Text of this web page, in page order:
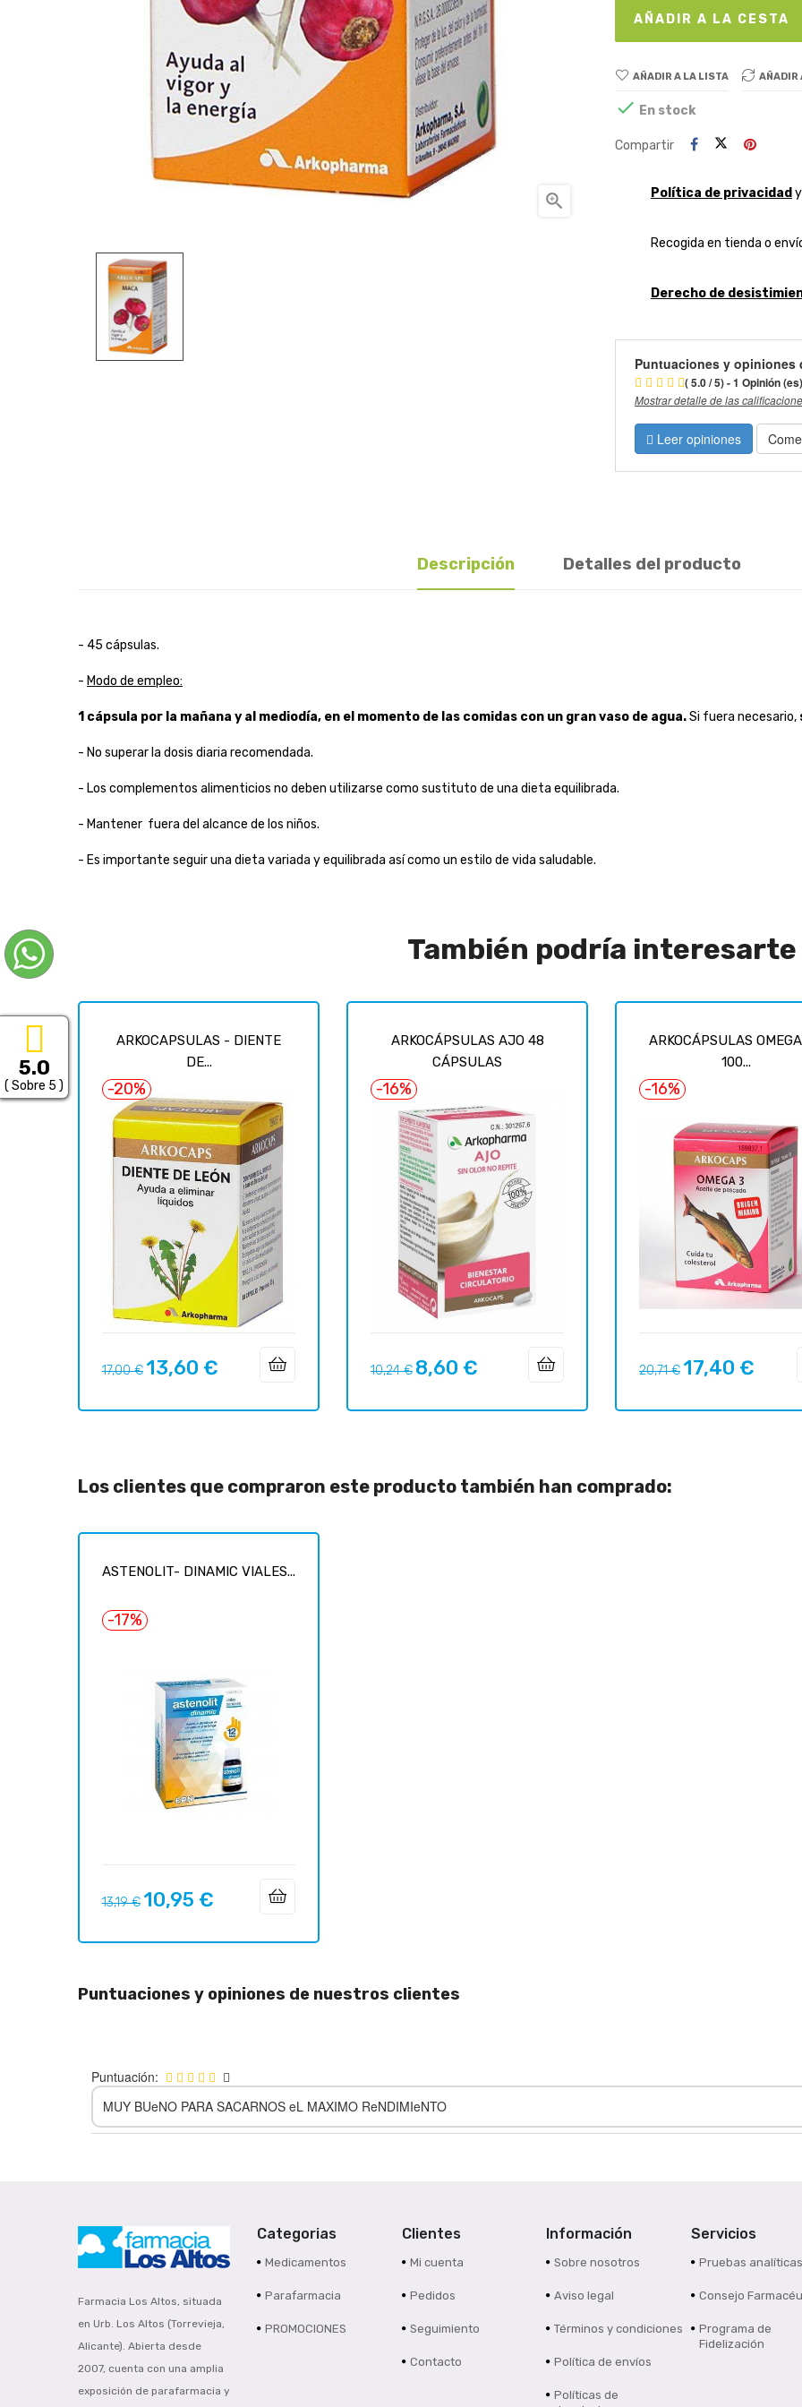

AÑADIR A LA CESTA
AÑADIR A LA LISTA AÑADIR
 En stock
Compartir
Política de privacidad
Recogida en tienda o
Derecho de
Puntuaciones y opiniones
( 5.0 / 5) - 1 Opinión (es)
Mostrar detalle de las
Leer opiniones
Descripción Detalles del producto
- 45 cápsulas.
- Modo de empleo:
1 cápsula por la mañana y al mediodía, en el momento de las comidas con un gran vaso de agua.Si fuera necesario,
- No superar la dosis diaria recomendada.
- Los complementos alimenticios no deben utilizarse como sustituto de una dieta equilibrada.
- Mantener fuera del alcance de los niños.
- Es importante seguir una dieta variada y equilibrada así como un estilo de vida saludable.
También podría interesarte
ARKOCAPSULAS - DIENTE
DE...
-20%
Precio
17,00 € Precio
13,60 €
ARKOCÁPSULAS AJO 48
CÁPSULAS
-16%
Precio
10,24 € Precio
8,60 €
ARKOCÁPSULAS
100...
-16%
Precio
20,71 € Precio
17,40 €
Los clientes que compraron este producto también han comprado:
ASTENOLIT- DINAMIC VIALES...
-17%
Precio
13,19 € Precio
10,95 €
Puntuaciones y opiniones de nuestros clientes
Puntuación:
MUY BUeNO PARA SACARNOS eL MAXIMO ReNDIMIeNTO
Farmacia Los Altos, situada
en Urb. Los Altos (Torrevieja,
Alicante). Abierta desde
2007, cuenta con una amplia
exposición de parafarmacia y
Categorias
Medicamentos
Parafarmacia
PROMOCIONES
Clientes
Mi cuenta
Pedidos
Seguimiento
Contacto
Información
Sobre nosotros
Aviso legal
Términos y condiciones
Política de envíos
Políticas de
Servicios
Pruebas
Consejo
Programa de
Fidelización
5.0
( Sobre 5 )